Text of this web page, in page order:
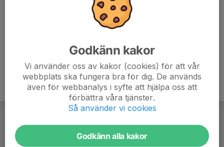
Godkänn kakor
Vi använder oss av kakor (cookies) för att vår
webbplats ska fungera bra för dig. De används
även för webbanalys i syfte att hjälpa oss att
förbättra våra tjänster.
Så använder vi cookies
Godkänn alla kakor